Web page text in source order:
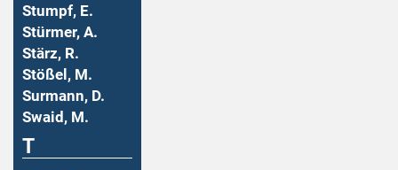
Stumpf, E.
Stürmer, A.
Stärz, R.
Stößel, M.
Surmann, D.
Swaid, M.
T